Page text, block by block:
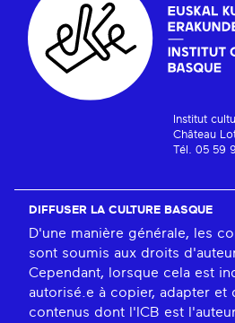
Institut
Château
Tél. 05 59
DIFFUSER LA CULTURE BASQUE
D'une manière générale, les
sont soumis aux droits
Cependant, lorsque cela est
autorisé.e à copier, adapter et
contenus dont l'ICB est